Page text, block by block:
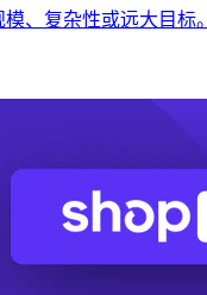
、复杂性或远大目标。